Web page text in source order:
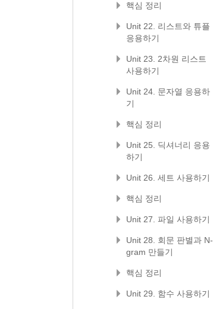
핵심 정리
Unit 22. 리스트와 튜플
응용하기
Unit 23. 2차원 리스트
사용하기
Unit 24. 문자열 응용하
기
핵심 정리
Unit 25. 딕셔너리 응용
하기
Unit 26. 세트 사용하기
핵심 정리
Unit 27. 파일 사용하기
Unit 28. 회문 판별과 N-
gram 만들기
핵심 정리
Unit 29. 함수 사용하기